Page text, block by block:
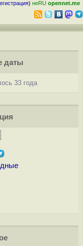
) неRU opennet.me
даты
33 года